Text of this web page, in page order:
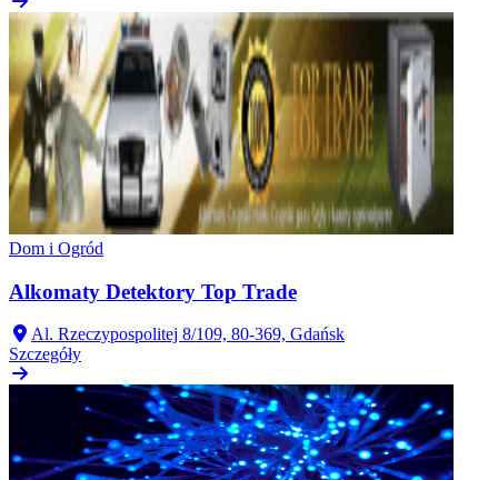
Dom i Ogród
Alkomaty Detektory Top Trade
Al. Rzeczypospolitej 8/109, 80-369, Gdańsk
Szczegóły